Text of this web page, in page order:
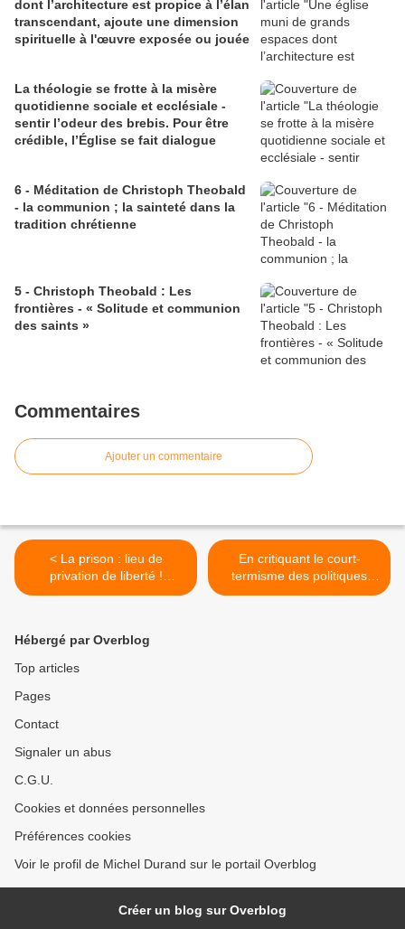
dont l’architecture est propice à l’élan
transcendant, ajoute une dimension
spirituelle à l'œuvre exposée ou jouée
La théologie se frotte à la misère
quotidienne sociale et ecclésiale -
sentir l’odeur des brebis. Pour être
crédible, l’Église se fait dialogue
6 - Méditation de Christoph Theobald
- la communion ; la sainteté dans la
tradition chrétienne
5 - Christoph Theobald : Les
frontières - « Solitude et communion
des saints »
Commentaires
Ajouter un commentaire
< La prison : lieu de
privation de liberté !
Rassurante définition pour
En critiquant le court-
termisme des politiques
actuelles, le pape François
Hébergé par Overblog
Top articles
Pages
Contact
Signaler un abus
C.G.U.
Cookies et données personnelles
Préférences cookies
Voir le profil de Michel Durand sur le portail Overblog
Créer un blog sur Overblog